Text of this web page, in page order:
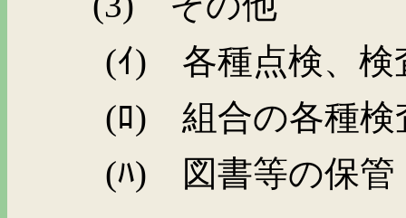
(ｲ) 各種点検、検
(ﾛ) 組合の各種検
(ﾊ) 図書等の保管